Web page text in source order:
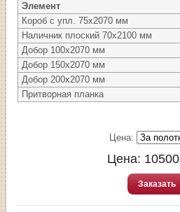
Элемент
Короб с упл. 75х2070 мм
Наличник плоский 70х2100 мм
Добор 100х2070 мм
Добор 150х2070 мм
Добор 200х2070 мм
Притворная планка
Цена:
Цена: 10500
Заказать